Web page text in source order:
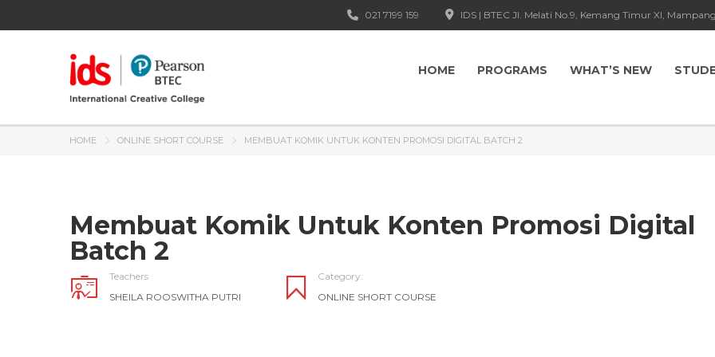
IDS | BTEC Jl. Melati No.9, Kemang Timur XI,
021 7199 159
HOME PROGRAMS WHAT’S NEW
HOME ONLINE SHORT COURSE MEMBUAT KOMIK UNTUK KONTEN PROMOSI DIGITAL BATCH 2
Membuat Komik Untuk Konten Promosi Digital
Batch 2
Teachers
SHEILA ROOSWITHA PUTRI
Category:
ONLINE SHORT COURSE